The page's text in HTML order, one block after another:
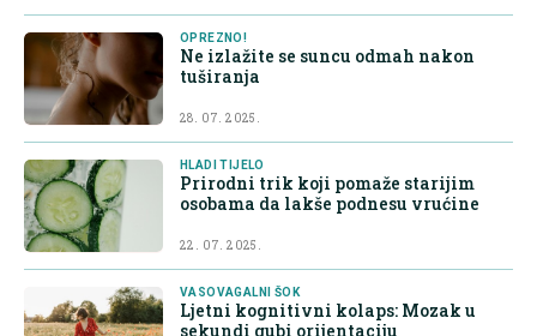
OPREZNO!
Ne izlažite se suncu odmah nakon
tuširanja
28. 07. 2025.
HLADI TIJELO
Prirodni trik koji pomaže starijim
osobama da lakše podnesu vrućine
22. 07. 2025.
VASOVAGALNI ŠOK
Ljetni kognitivni kolaps: Mozak u
sekundi gubi orijentaciju